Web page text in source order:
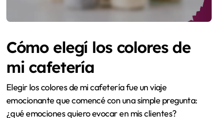
Cómo elegí los colores de
mi cafetería
Elegir los colores de mi cafetería fue un viaje
emocionante que comencé con una simple pregunta:
¿qué emociones quiero evocar en mis clientes?